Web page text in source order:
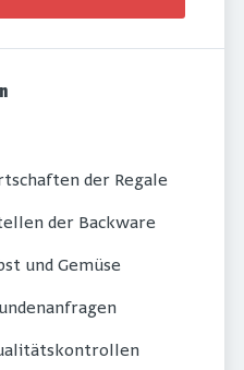
der Regale
der Backware
und Gemüse